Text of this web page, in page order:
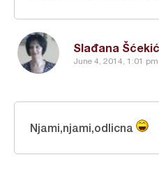
Slađana Šćekić
June 4, 2014, 1:01 pm
Njami,njami,odlicna